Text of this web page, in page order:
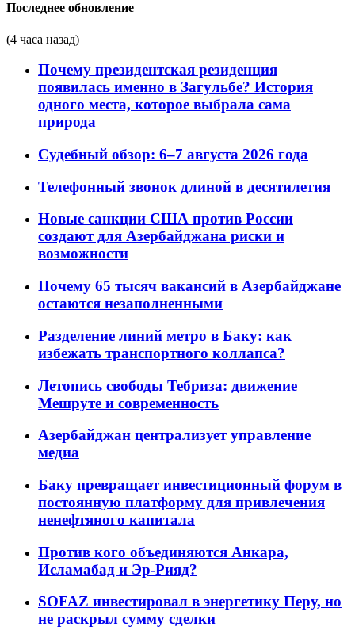
Последнее обновление
(4 часа назад)
Почему президентская резиденция
появилась именно в Загульбе? История
одного места, которое выбрала сама
природа
Судебный обзор: 6–7 августа 2026 года
Телефонный звонок длиной в десятилетия
Новые санкции США против России
создают для Азербайджана риски и
возможности
Почему 65 тысяч вакансий в Азербайджане
остаются незаполненными
Разделение линий метро в Баку: как
избежать транспортного коллапса?
Летопись свободы Тебриза: движение
Мешруте и современность
Азербайджан централизует управление
медиа
Баку превращает инвестиционный форум в
постоянную платформу для привлечения
ненефтяного капитала
Против кого объединяются Анкара,
Исламабад и Эр-Рияд?
SOFAZ инвестировал в энергетику Перу, но
не раскрыл сумму сделки